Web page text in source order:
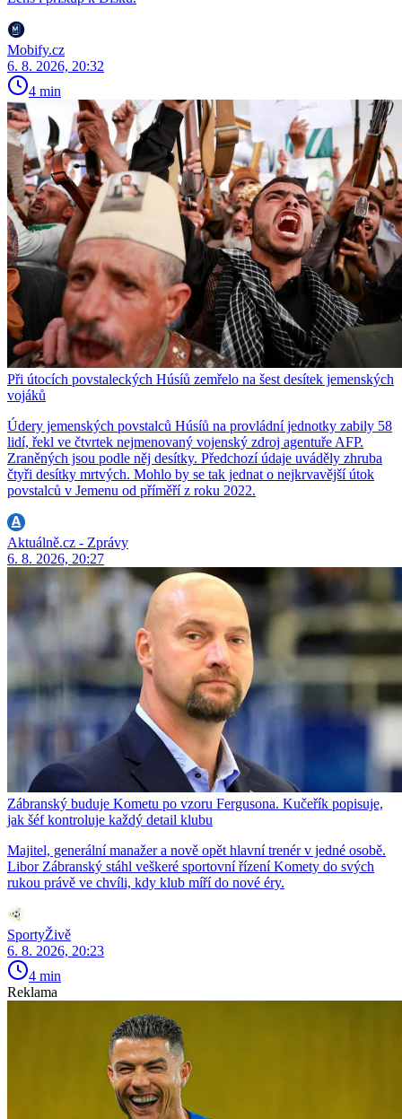
Mobify.cz
6. 8. 2026, 20:32
4 min
Při útocích povstaleckých Húsíů zemřelo na šest desítek jemenských
vojáků
Údery jemenských povstalců Húsíů na provládní jednotky zabily 58
lidí, řekl ve čtvrtek nejmenovaný vojenský zdroj agentuře AFP.
Zraněných jsou podle něj desítky. Předchozí údaje uváděly zhruba
čtyři desítky mrtvých. Mohlo by se tak jednat o nejkrvavější útok
povstalců v Jemenu od příměří z roku 2022.
Aktuálně.cz - Zprávy
6. 8. 2026, 20:27
Zábranský buduje Kometu po vzoru Fergusona. Kučeřík popisuje,
jak šéf kontroluje každý detail klubu
Majitel, generální manažer a nově opět hlavní trenér v jedné osobě.
Libor Zábranský stáhl veškeré sportovní řízení Komety do svých
rukou právě ve chvíli, kdy klub míří do nové éry.
SportyŽivě
6. 8. 2026, 20:23
4 min
Reklama